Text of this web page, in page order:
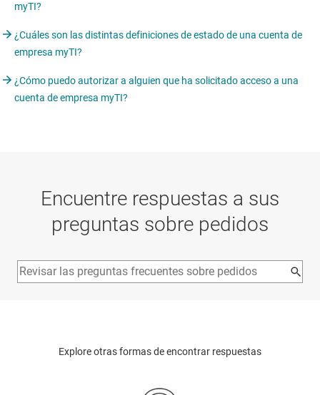
myTI?
¿Cuáles son las distintas definiciones de estado de una cuenta de
empresa myTI?
¿Cómo puedo autorizar a alguien que ha solicitado acceso a una
cuenta de empresa myTI?
Encuentre respuestas a sus
preguntas sobre pedidos
Explore otras formas de encontrar respuestas